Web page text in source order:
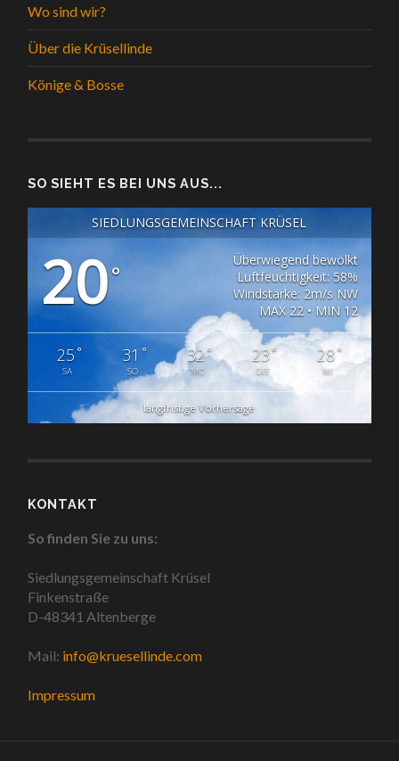
Wo sind wir?
Über die Krüsellinde
Könige & Bosse
SO SIEHT ES BEI UNS AUS...
SIEDLUNGSGEMEINSCHAFT KRÜSEL
20°
Überwiegend bewölkt
Luftfeuchtigkeit: 58%
Windstärke: 2m/s NW
MAX 22 • MIN 12
25°
SA
31 °
SO
32°
MO
23°
DIE
28°
MI
langfristige Vorhersage
KONTAKT
So finden Sie zu uns:
Siedlungsgemeinschaft Krüsel
Finkenstraße
D-48341 Altenberge
Mail: info@kruesellinde.com
Impressum